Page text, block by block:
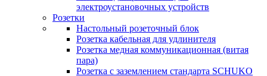
электроустановочных устройств
Розетки
Настольный розеточный блок
Розетка кабельная для удлинителя
Розетка медная коммуникационная (витая
пара)
Розетка с заземлением стандарта SCHUKO